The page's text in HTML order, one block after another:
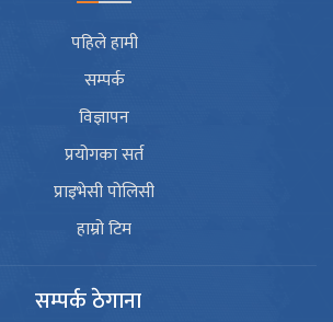
पहिले हामी
सम्पर्क
विज्ञापन
प्रयोगका सर्त
प्राइभेसी पोलिसी
हाम्रो टिम
सम्पर्क ठेगाना